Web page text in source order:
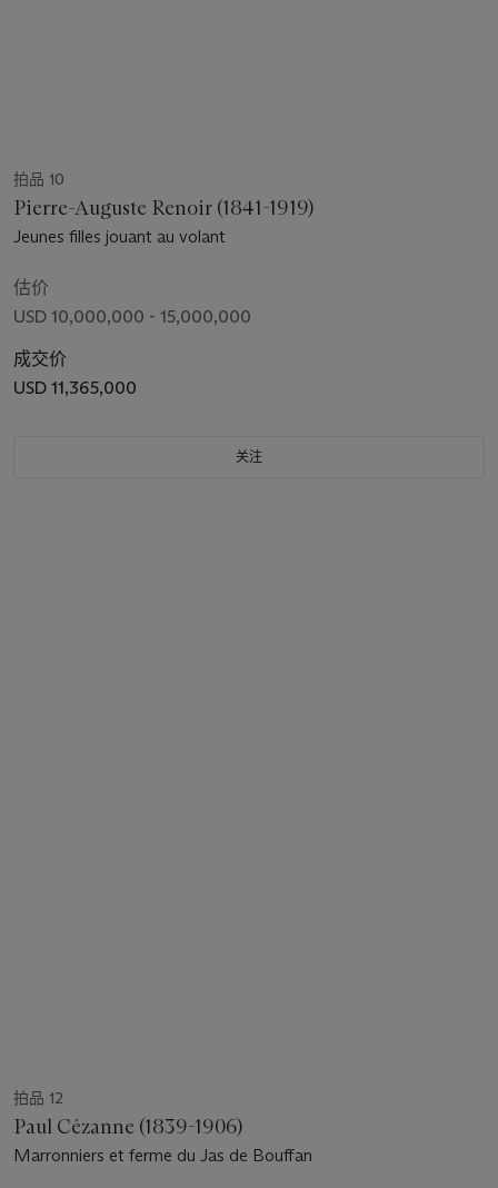
拍品 10
Pierre-Auguste Renoir (1841-1919)
Jeunes filles jouant au volant
估价
USD 10,000,000 - 15,000,000
成交价
USD 11,365,000
关注
拍品 12
Paul Cézanne (1839-1906)
Marronniers et ferme du Jas de Bouffan